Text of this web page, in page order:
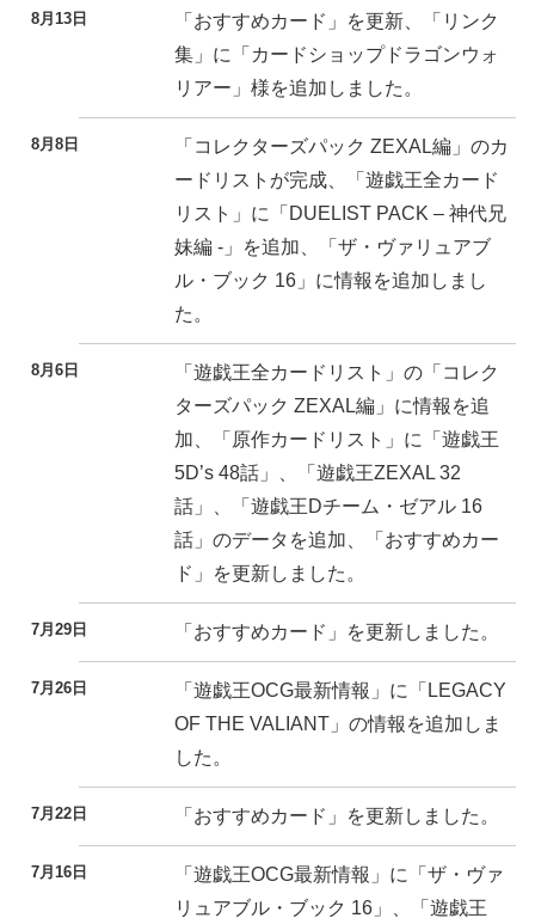
8月13日
「おすすめカード」を更新、「リンク
集」に「カードショップドラゴンウォ
リアー」様を追加しました。
8月8日
「コレクターズパック ZEXAL編」のカ
ードリストが完成、「遊戯王全カード
リスト」に「DUELIST PACK – 神代兄
妹編 -」を追加、「ザ・ヴァリュアブ
ル・ブック 16」に情報を追加しまし
た。
8月6日
「遊戯王全カードリスト」の「コレク
ターズパック ZEXAL編」に情報を追
加、「原作カードリスト」に「遊戯王
5D’s 48話」、「遊戯王ZEXAL 32
話」、「遊戯王Dチーム・ゼアル 16
話」のデータを追加、「おすすめカー
ド」を更新しました。
7月29日 「おすすめカード」を更新しました。
7月26日
「遊戯王OCG最新情報」に「LEGACY
OF THE VALIANT」の情報を追加しま
した。
7月22日 「おすすめカード」を更新しました。
7月16日
「遊戯王OCG最新情報」に「ザ・ヴァ
リュアブル・ブック 16」、「遊戯王